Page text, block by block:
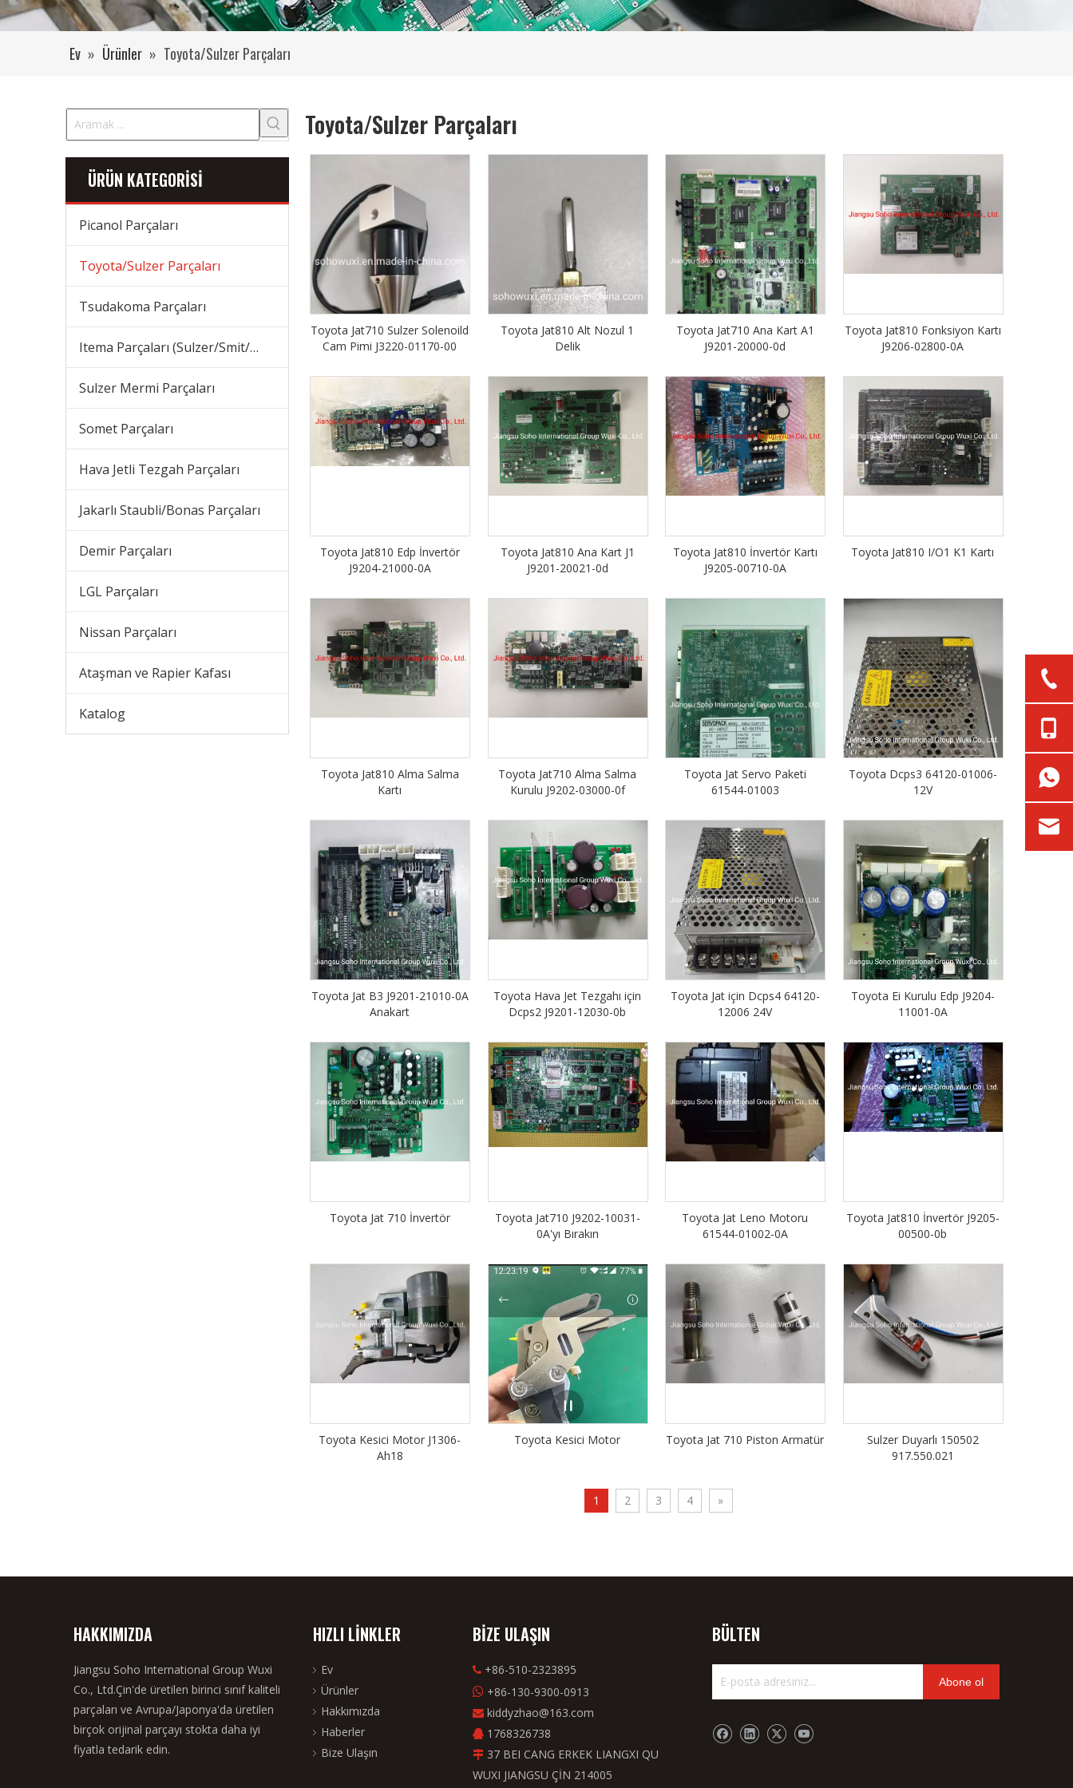
Ev » Ürünler » Toyota/Sulzer Parçaları
ÜRÜN KATEGORİSİ
Picanol Parçaları
Toyota/Sulzer Parçaları
Tsudakoma Parçaları
Itema Parçaları (Sulzer/Smit/Vamatex) Parçaları
Sulzer Mermi Parçaları
Somet Parçaları
Hava Jetli Tezgah Parçaları
Jakarlı Staubli/Bonas Parçaları
Demir Parçaları
LGL Parçaları
Nissan Parçaları
Ataşman ve Rapier Kafası
Katalog
Toyota/Sulzer Parçaları
Toyota Jat710 Sulzer Solenoild
Cam Pimi J3220-01170-00
Toyota Jat810 Alt Nozul 1
Delik
Toyota Jat710 Ana Kart A1
J9201-20000-0d
Toyota Jat810 Fonksiyon Kartı
J9206-02800-0A
Toyota Jat810 Edp İnvertör
J9204-21000-0A
Toyota Jat810 Ana Kart J1
J9201-20021-0d
Toyota Jat810 İnvertör Kartı
J9205-00710-0A
Toyota Jat810 I/O1 K1 Kartı
Toyota Jat810 Alma Salma
Kartı
Toyota Jat710 Alma Salma
Kurulu J9202-03000-0f
Toyota Jat Servo Paketi
61544-01003
Toyota Dcps3 64120-01006-
12V
Toyota Jat B3 J9201-21010-0A
Anakart
Toyota Hava Jet Tezgahı için
Dcps2 J9201-12030-0b
Toyota Jat için Dcps4 64120-
12006 24V
Toyota Ei Kurulu Edp J9204-
11001-0A
Toyota Jat 710 İnvertör
Toyota Jat710 J9202-10031-
0A'yı Bırakın
Toyota Jat Leno Motoru
61544-01002-0A
Toyota Jat810 İnvertör J9205-
00500-0b
Toyota Kesici Motor J1306-
Ah18
Toyota Kesici Motor Toyota Jat 710 Piston Armatür
Sulzer Duyarlı 150502
917.550.021
1 2 3 4 »
HAKKIMIZDA
Jiangsu Soho International Group Wuxi
Co., Ltd.Çin'de üretilen birinci sınıf kaliteli
parçaları ve Avrupa/Japonya'da üretilen
birçok orijinal parçayı stokta daha iyi
fiyatla tedarik edin.
HIZLI LİNKLER
Ev
Ürünler
Hakkımızda
Haberler
Bize Ulaşın
BİZE ULAŞIN
 +86-510-2323895
 +86-130-9300-0913
 kiddyzhao@163.com
 1768326738
 37 BEI CANG ERKEK LIANGXI QU
WUXI JIANGSU ÇİN 214005
BÜLTEN
Abone ol